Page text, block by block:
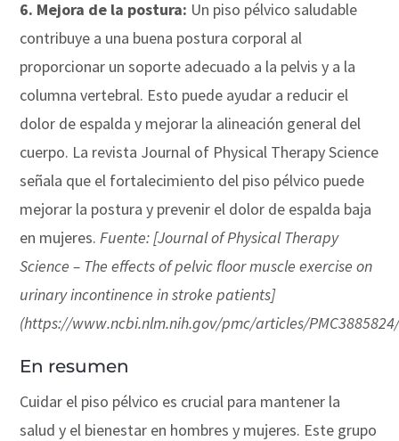
6. Mejora de la postura: Un piso pélvico saludable
contribuye a una buena postura corporal al
proporcionar un soporte adecuado a la pelvis y a la
columna vertebral. Esto puede ayudar a reducir el
dolor de espalda y mejorar la alineación general del
cuerpo. La revista Journal of Physical Therapy Science
señala que el fortalecimiento del piso pélvico puede
mejorar la postura y prevenir el dolor de espalda baja
en mujeres. Fuente: [Journal of Physical Therapy
Science – The effects of pelvic floor muscle exercise on
urinary incontinence in stroke patients]
(https://www.ncbi.nlm.nih.gov/pmc/articles/
En resumen
Cuidar el piso pélvico es crucial para mantener la
salud y el bienestar en hombres y mujeres. Este grupo